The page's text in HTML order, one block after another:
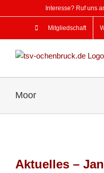
Inhalt
Interesse? Ruf uns
Mitgliedschaft
Moor
Aktuelles –